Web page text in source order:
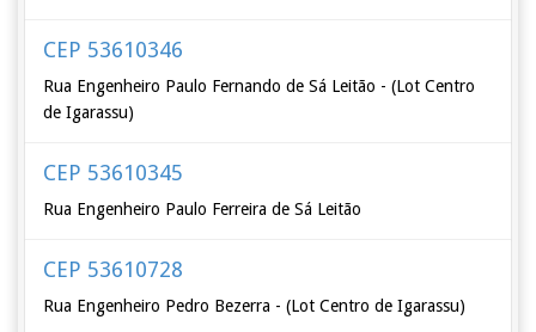
CEP 53610346
Rua Engenheiro Paulo Fernando de Sá Leitão - (Lot Centro
de Igarassu)
CEP 53610345
Rua Engenheiro Paulo Ferreira de Sá Leitão
CEP 53610728
Rua Engenheiro Pedro Bezerra - (Lot Centro de Igarassu)